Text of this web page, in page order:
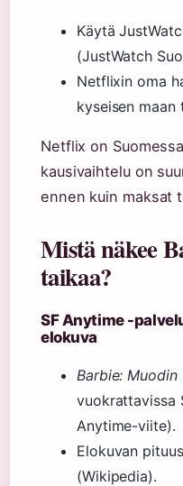
Käytä
(JustWatch
Netflixin oma
kyseisen maan
Netflix on
kausivaihtelu on
ennen kuin maksat
Mistä näkee
taikaa?
SF Anytime -
elokuva
Barbie: Muodin
vuokrattavissa
Anytime-viite).
Elokuvan
(Wikipedia).